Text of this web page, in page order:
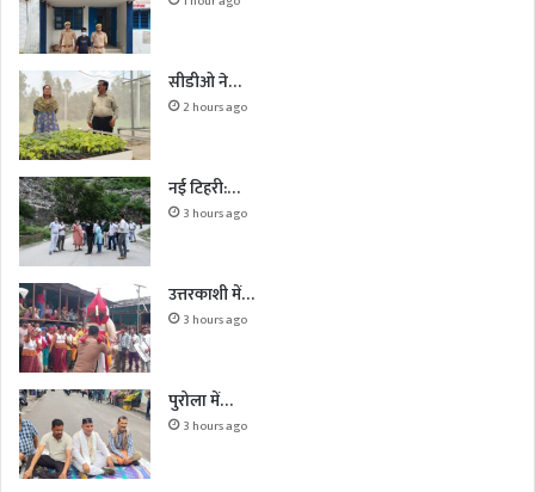
सीडीओ ने…
2 hours ago
नई टिहरी:…
3 hours ago
उत्तरकाशी में…
3 hours ago
पुरोला में…
3 hours ago